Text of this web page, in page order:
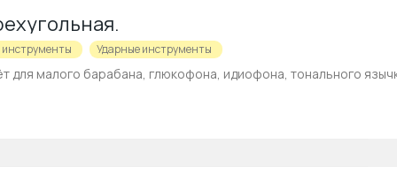
Ударные инструменты
для малого барабана, глюкофона, идиофона, тонального